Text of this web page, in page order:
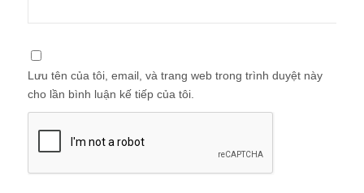
Lưu tên của tôi, email, và trang web trong trình duyệt này
cho lần bình luận kế tiếp của tôi.